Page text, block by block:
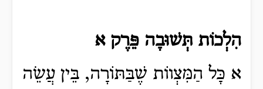
הִלְכוֹת תְּשׁוּבָה פֵּרֶק א
א כָּל הַמִּצְווֹת שֶׁבַּתּוֹרָה, בֵּין עֲשֵׂה